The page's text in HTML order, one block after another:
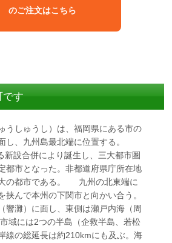
のご注文はこちら
です
うしゅうし）は、福岡県にある市の
し、九州島最北端に位置する。
新設合併により誕生し、三大都市圏
都市となった。非都道府県庁所在地
の都市である。 九州の北東端に
挟んで本州の下関市と向かい合う。
響灘）に面し、東側は瀬戸内海（周
域には2つの半島（企救半島、若松
線の総延長は約210kmにも及ぶ。海